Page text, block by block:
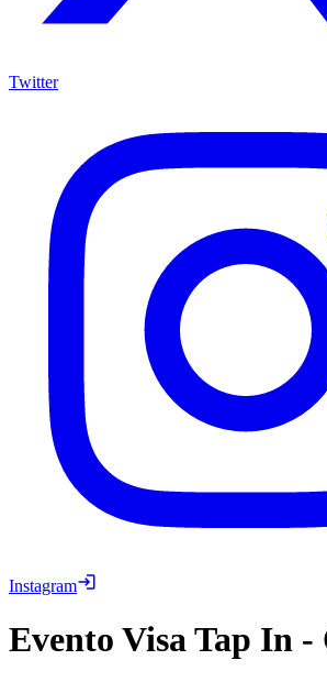
Twitter
Instagram
Evento Visa Tap In